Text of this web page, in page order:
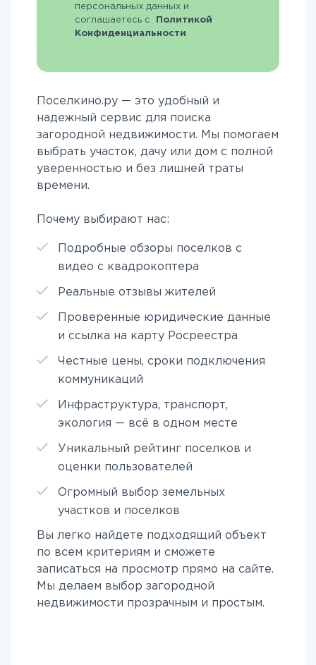
персональных данных и
соглашаетесь с
Политикой
Конфиденциальности
Поселкино.ру — это удобный и
надежный сервис для поиска
загородной недвижимости. Мы помогаем
выбрать участок, дачу или дом с полной
уверенностью и без лишней траты
времени.
Почему выбирают нас:
Подробные обзоры поселков с
видео с квадрокоптера
Реальные отзывы жителей
Проверенные юридические данные
и ссылка на карту Росреестра
Честные цены, сроки подключения
коммуникаций
Инфраструктура, транспорт,
экология — всё в одном месте
Уникальный рейтинг поселков и
оценки пользователей
Огромный выбор земельных
участков и поселков
Вы легко найдете подходящий объект
по всем критериям и сможете
записаться на просмотр прямо на сайте.
Мы делаем выбор загородной
недвижимости прозрачным и простым.